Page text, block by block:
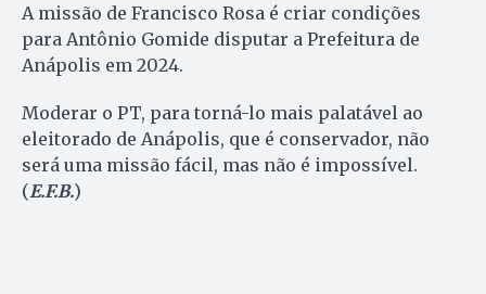
A missão de Francisco Rosa é criar condições
para Antônio Gomide disputar a Prefeitura de
Anápolis em 2024.
Moderar o PT, para torná-lo mais palatável ao
eleitorado de Anápolis, que é conservador, não
será uma missão fácil, mas não é impossível.
(E.F.B.)